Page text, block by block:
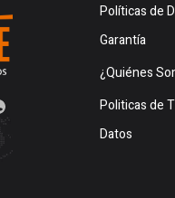
Políticas de
Garantía
¿Quiénes
Politicas de
Datos